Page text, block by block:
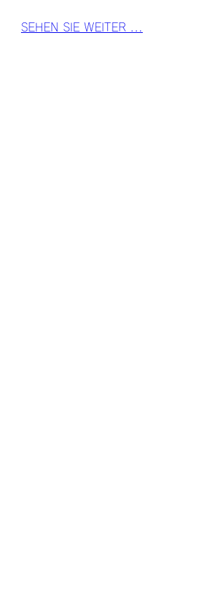
SEHEN SIE WEITER ...